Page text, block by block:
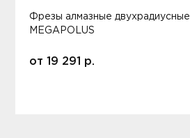
Фрезы алмазные двухрадиусные
MEGAPOLUS
от 19 291 р.